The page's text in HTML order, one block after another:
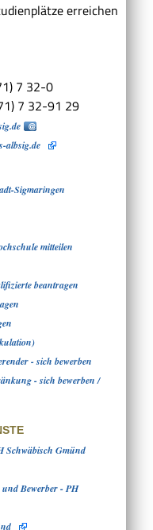
erreichen
7 32-0
7 32-91 29
albsig.de
Sigmaringen
mitteilen
beantragen
- sich bewerben
- sich bewerben /
Schwäbisch Gmünd
Bewerber - PH